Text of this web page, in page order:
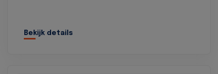
Bekijk details